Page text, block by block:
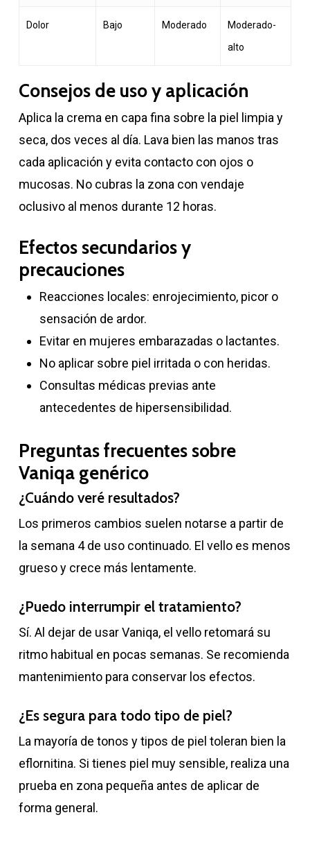
Dolor Bajo Moderado
Moderado-
alto
Consejos de uso y aplicación
Aplica la crema en capa fina sobre la piel limpia y
seca, dos veces al día. Lava bien las manos tras
cada aplicación y evita contacto con ojos o
mucosas. No cubras la zona con vendaje
oclusivo al menos durante 12 horas.
Efectos secundarios y
precauciones
Reacciones locales: enrojecimiento, picor o
sensación de ardor.
Evitar en mujeres embarazadas o lactantes.
No aplicar sobre piel irritada o con heridas.
Consultas médicas previas ante
antecedentes de hipersensibilidad.
Preguntas frecuentes sobre
Vaniqa genérico
¿Cuándo veré resultados?
Los primeros cambios suelen notarse a partir de
la semana 4 de uso continuado. El vello es menos
grueso y crece más lentamente.
¿Puedo interrumpir el tratamiento?
Sí. Al dejar de usar Vaniqa, el vello retomará su
ritmo habitual en pocas semanas. Se recomienda
mantenimiento para conservar los efectos.
¿Es segura para todo tipo de piel?
La mayoría de tonos y tipos de piel toleran bien la
eflornitina. Si tienes piel muy sensible, realiza una
prueba en zona pequeña antes de aplicar de
forma general.